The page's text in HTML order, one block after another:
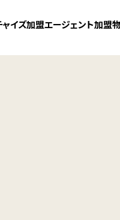
ャイズ加盟エージェント加盟